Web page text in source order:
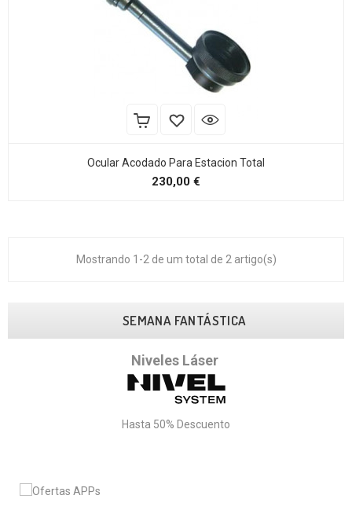
Ocular Acodado Para Estacion Total
230,00 €
Mostrando 1-2 de um total de 2 artigo(s)
SEMANA FANTÁSTICA
Niveles Láser
Hasta 50% Descuento